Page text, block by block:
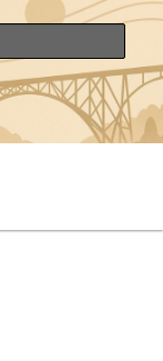
Land e.V.